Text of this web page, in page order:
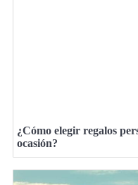
¿Cómo elegir regalos
ocasión?